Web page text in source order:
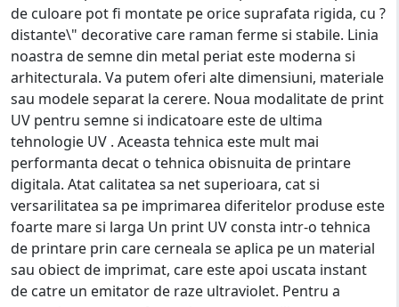
de culoare pot fi montate pe orice suprafata rigida, cu ?
distante\" decorative care raman ferme si stabile. Linia
noastra de semne din metal periat este moderna si
arhitecturala. Va putem oferi alte dimensiuni, materiale
sau modele separat la cerere. Noua modalitate de print
UV pentru semne si indicatoare este de ultima
tehnologie UV . Aceasta tehnica este mult mai
performanta decat o tehnica obisnuita de printare
digitala. Atat calitatea sa net superioara, cat si
versarilitatea sa pe imprimarea diferitelor produse este
foarte mare si larga Un print UV consta intr-o tehnica
de printare prin care cerneala se aplica pe un material
sau obiect de imprimat, care este apoi uscata instant
de catre un emitator de raze ultraviolet. Pentru a